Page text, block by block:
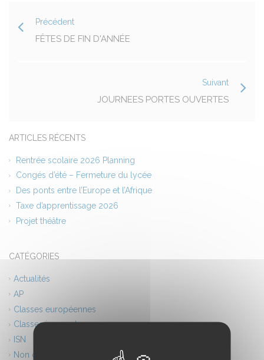
Précédent
FÊTES DE FIN D'ANNÉE
Suivant
JOURNEES PORTES OUVERTES
ARTICLES RÉCENTS
Rentrée scolaire 2026 Planning
Congés d’été – Fermeture du lycée
Des ponts entre l’Europe et l’Afrique
Taxe d’apprentissage 2026
Projet théâtre
CATÉGORIES
Actualités
AP
Classes européennes
Classes innovantes
ISN
Non classé